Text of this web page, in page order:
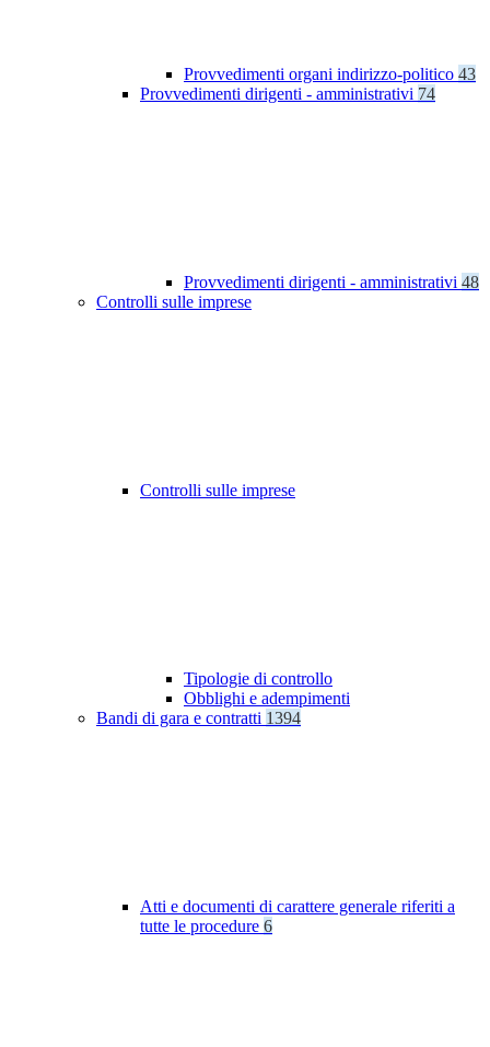
Provvedimenti organi indirizzo-politico 43
Provvedimenti dirigenti - amministrativi 74
Provvedimenti dirigenti - amministrativi 48
Controlli sulle imprese
Controlli sulle imprese
Tipologie di controllo
Obblighi e adempimenti
Bandi di gara e contratti 1394
Atti e documenti di carattere generale riferiti a
tutte le procedure 6